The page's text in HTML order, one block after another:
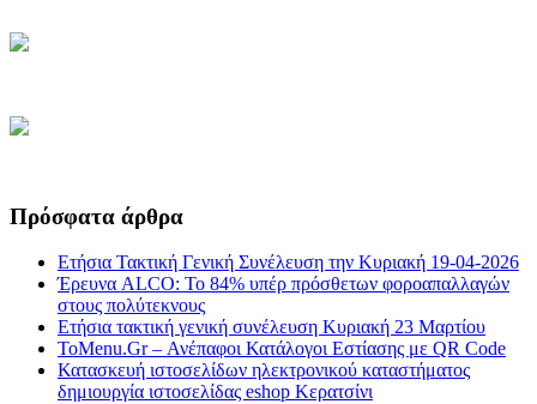
Πρόσφατα άρθρα
Ετήσια Τακτική Γενική Συνέλευση την Κυριακή 19-04-2026
Έρευνα ALCO: Το 84% υπέρ πρόσθετων φοροαπαλλαγών
στους πολύτεκνους
Ετήσια τακτική γενική συνέλευση Κυριακή 23 Μαρτίου
ToMenu.Gr – Ανέπαφοι Κατάλογοι Εστίασης με QR Code
Κατασκευή ιστοσελίδων ηλεκτρονικού καταστήματος
δημιουργία ιστοσελίδας eshop Κερατσίνι